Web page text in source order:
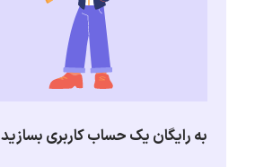
به رایگان یک حساب کاربری بسازید